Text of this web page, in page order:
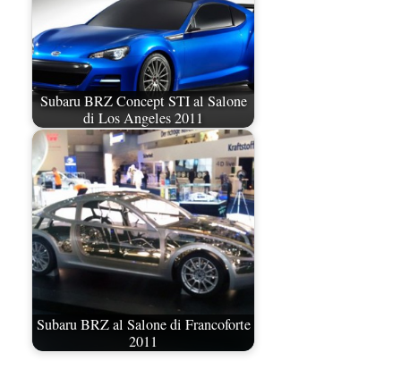
Subaru BRZ Concept STI al Salone
di Los Angeles 2011
Subaru BRZ al Salone di Francoforte
2011